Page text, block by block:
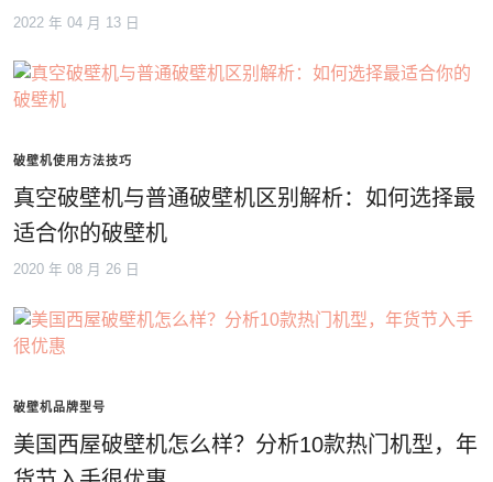
2022 年 04 月 13 日
破壁机使用方法技巧
真空破壁机与普通破壁机区别解析：如何选择最
适合你的破壁机
2020 年 08 月 26 日
破壁机品牌型号
美国西屋破壁机怎么样？分析10款热门机型，年